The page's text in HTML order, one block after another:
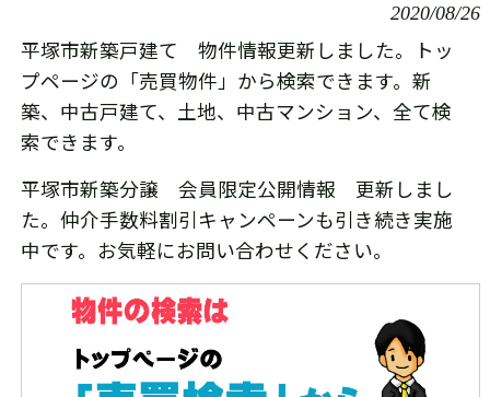
2020/08/26
平塚市新築戸建て 物件情報更新しました。トッ
プページの「売買物件」から検索できます。新
築、中古戸建て、土地、中古マンション、全て検
索できます。
平塚市新築分譲 会員限定公開情報 更新しまし
た。仲介手数料割引キャンペーンも引き続き実施
中です。お気軽にお問い合わせください。